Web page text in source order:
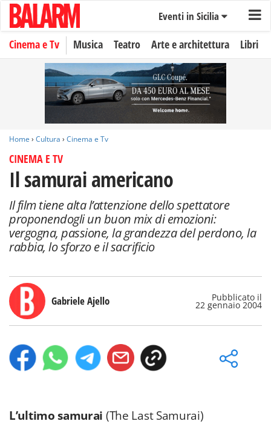
Eventi in Sicilia
Cinema e Tv Musica Teatro Arte e architettura Libri
Home › Cultura › Cinema e Tv
CINEMA E TV
Il samurai americano
Il film tiene alta l’attenzione dello spettatore
proponendogli un buon mix di emozioni:
vergogna, passione, la grandezza del perdono, la
rabbia, lo sforzo e il sacrificio
Gabriele Ajello Pubblicato il
22 gennaio 2004
L’ultimo samurai (The Last Samurai)